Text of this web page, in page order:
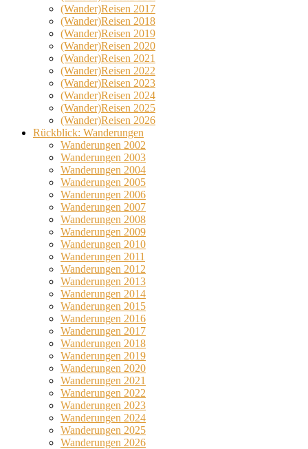
(Wander)Reisen 2017
(Wander)Reisen 2018
(Wander)Reisen 2019
(Wander)Reisen 2020
(Wander)Reisen 2021
(Wander)Reisen 2022
(Wander)Reisen 2023
(Wander)Reisen 2024
(Wander)Reisen 2025
(Wander)Reisen 2026
Rückblick: Wanderungen
Wanderungen 2002
Wanderungen 2003
Wanderungen 2004
Wanderungen 2005
Wanderungen 2006
Wanderungen 2007
Wanderungen 2008
Wanderungen 2009
Wanderungen 2010
Wanderungen 2011
Wanderungen 2012
Wanderungen 2013
Wanderungen 2014
Wanderungen 2015
Wanderungen 2016
Wanderungen 2017
Wanderungen 2018
Wanderungen 2019
Wanderungen 2020
Wanderungen 2021
Wanderungen 2022
Wanderungen 2023
Wanderungen 2024
Wanderungen 2025
Wanderungen 2026